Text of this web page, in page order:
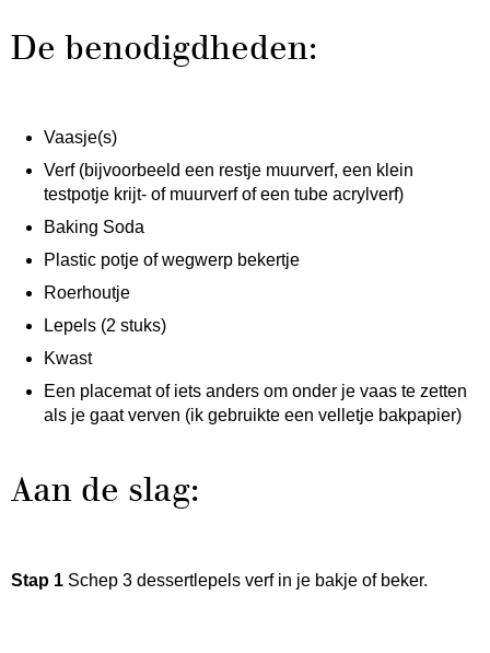
De benodigdheden:
Vaasje(s)
Verf (bijvoorbeeld een restje muurverf, een klein
testpotje krijt- of muurverf of een tube acrylverf)
Baking Soda
Plastic potje of wegwerp bekertje
Roerhoutje
Lepels (2 stuks)
Kwast
Een placemat of iets anders om onder je vaas te zetten
als je gaat verven (ik gebruikte een velletje bakpapier)
Aan de slag:
Stap 1 Schep 3 dessertlepels verf in je bakje of beker.